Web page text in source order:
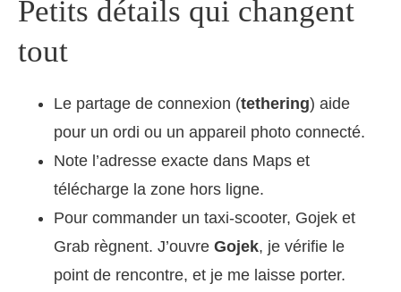
Petits détails qui changent
tout
Le partage de connexion (tethering) aide
pour un ordi ou un appareil photo connecté.
Note l’adresse exacte dans Maps et
télécharge la zone hors ligne.
Pour commander un taxi-scooter, Gojek et
Grab règnent. J’ouvre Gojek, je vérifie le
point de rencontre, et je me laisse porter.